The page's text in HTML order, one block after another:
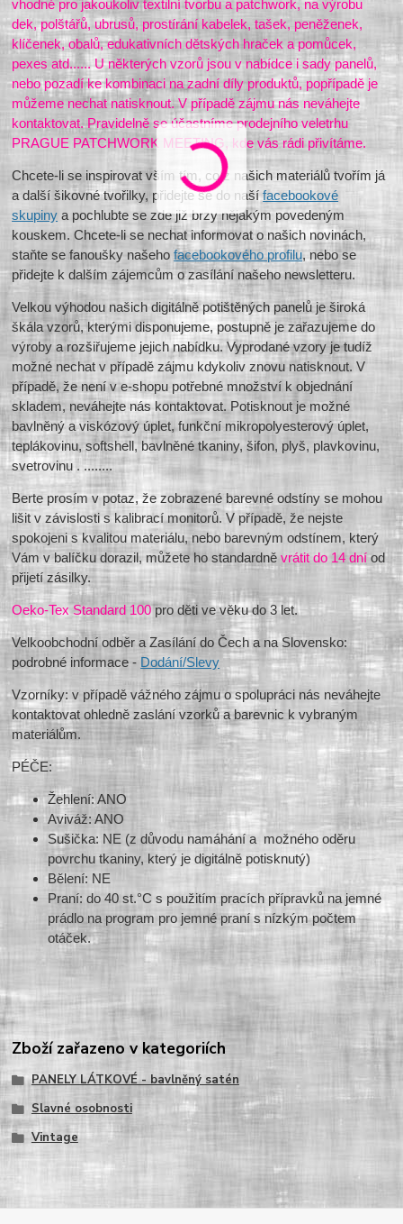
vhodné pro jakoukoliv textilní tvorbu a patchwork, na výrobu
dek, polštářů, ubrusů, prostírání kabelek, tašek, peněženek,
klíčenek, obalů, edukativních dětských hraček a pomůcek,
pexes atd...... U některých vzorů jsou v nabídce i sady panelů,
nebo pozadí ke kombinaci na zadní díly produktů, popřípadě je
můžeme nechat natisknout. V případě zájmu nás neváhejte
kontaktovat. Pravidelně se účastníme prodejního veletrhu
PRAGUE PATCHWORK MEETING, kde vás rádi přivítáme.
Chcete-li se inspirovat vším tím, co z našich materiálů tvořím já
a další šikovné tvořilky, přidejte se do našífacebookové
skupiny a pochlubte se zde již brzy nějakým povedeným
kouskem. Chcete-li se nechat informovat o našich novinách,
staňte se fanoušky našehofacebookového profilu, nebo se
přidejte k dalším zájemcům o zasílání našeho newsletteru.
Velkou výhodou našich digitálně potištěných panelů je široká
škála vzorů, kterými disponujeme, postupně je zařazujeme do
výroby a rozšiřujeme jejich nabídku. Vyprodané vzory je tudíž
možné nechat v případě zájmu kdykoliv znovu natisknout. V
případě, že není v e-shopu potřebné množství k objednání
skladem, neváhejte nás kontaktovat. Potisknout je možné
bavlněný a viskózový úplet, funkční mikropolyesterový úplet,
teplákovinu, softshell, bavlněné tkaniny, šifon, plyš, plavkovinu,
svetrovinu . ........
Berte prosím v potaz, že zobrazené barevné odstíny se mohou
lišit v závislosti s kalibrací monitorů. V případě, že nejste
spokojeni s kvalitou materiálu, nebo barevným odstínem, který
Vám v balíčku dorazil, můžete ho standardněvrátit do 14 dníod
přijetí zásilky.
Oeko-Tex Standard 100pro děti ve věku do 3 let.
Velkoobchodní odběr a Zasílání do Čech a na Slovensko:
podrobné informace - Dodání/Slevy
Vzorníky: v případě vážného zájmu o spolupráci nás neváhejte
kontaktovat ohledně zaslání vzorků a barevnic k vybraným
materiálům.
PÉČE:
Žehlení: ANO
Aviváž: ANO
Sušička: NE (z důvodu namáhání a možného oděru
povrchu tkaniny, který je digitálně potisknutý)
Bělení: NE
Praní: do 40 st.°C s použitím pracích přípravků na jemné
prádlo na program pro jemné praní s nízkým počtem
otáček.
Zboží zařazeno v kategoriích
PANELY LÁTKOVÉ - bavlněný satén
Slavné osobnosti
Vintage